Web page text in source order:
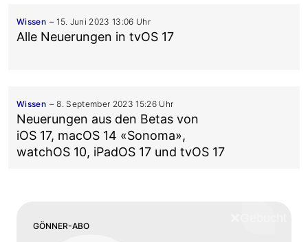
Wissen 15. Juni 2023 13:06 Uhr
Alle Neuerungen in tvOS 17
Wissen 8. September 2023 15:26 Uhr
Neuerungen aus den Betas von
iOS 17, macOS 14 «Sonoma»,
watchOS 10, iPadOS 17 und tvOS 17
GÖNNER-ABO